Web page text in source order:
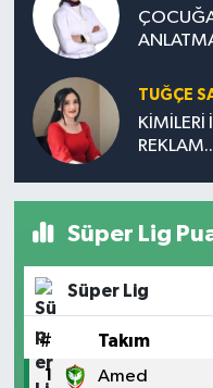
TUĞÇE
KİMİLERİ
Süper Lig
Süper Lig
# Takım
1 Amed